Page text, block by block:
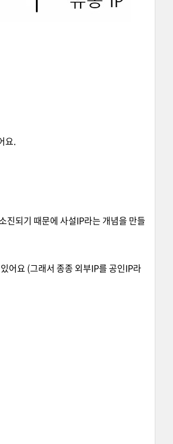
요.
진되기 때문에 사설IP라는 개념을 만들
어요 (그래서 종종 외부IP를 공인IP라